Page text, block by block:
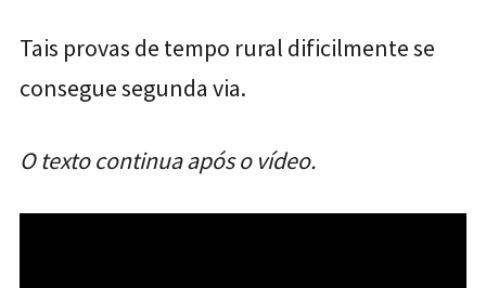
Tais provas de tempo rural dificilmente se
consegue segunda via.
O texto continua após o vídeo.